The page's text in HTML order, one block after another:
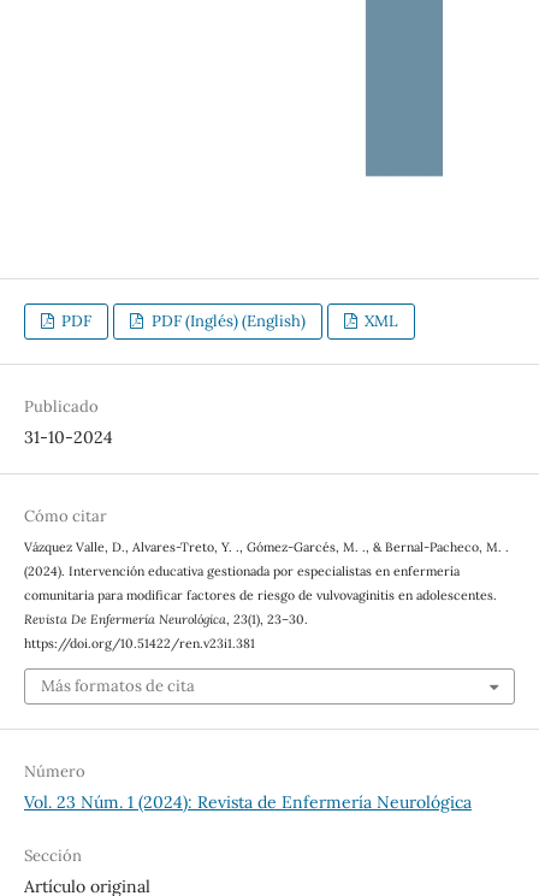
PDF PDF (Inglés) (English) XML
Publicado
31-10-2024
Cómo citar
Vázquez Valle, D., Alvares-Treto, Y. ., Gómez-Garcés, M. ., & Bernal-Pacheco, M. .
(2024). Intervención educativa gestionada por especialistas en enfermería
comunitaria para modificar factores de riesgo de vulvovaginitis en adolescentes.
Revista De Enfermería Neurológica, 23(1), 23–30.
https://doi.org/10.51422/ren.v23i1.381
Más formatos de cita
Número
Vol. 23 Núm. 1 (2024): Revista de Enfermería Neurológica
Sección
Artículo original